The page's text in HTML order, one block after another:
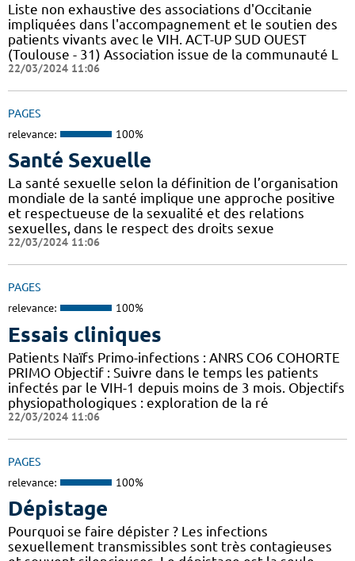
Liste non exhaustive des associations d'Occitanie
impliquées dans l'accompagnement et le soutien des
patients vivants avec le VIH. ACT-UP SUD OUEST
(Toulouse - 31) Association issue de la communauté L
22/03/2024 11:06
PAGES
relevance: 100%
Santé Sexuelle
La santé sexuelle selon la définition de l’organisation
mondiale de la santé implique une approche positive
et respectueuse de la sexualité et des relations
sexuelles, dans le respect des droits sexue
22/03/2024 11:06
PAGES
relevance: 100%
Essais cliniques
Patients Naïfs Primo-infections : ANRS CO6 COHORTE
PRIMO Objectif : Suivre dans le temps les patients
infectés par le VIH-1 depuis moins de 3 mois. Objectifs
physiopathologiques : exploration de la ré
22/03/2024 11:06
PAGES
relevance: 100%
Dépistage
Pourquoi se faire dépister ? Les infections
sexuellement transmissibles sont très contagieuses